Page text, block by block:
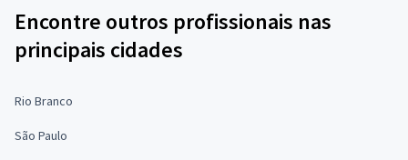
Encontre outros profissionais nas
principais cidades
Rio Branco
São Paulo